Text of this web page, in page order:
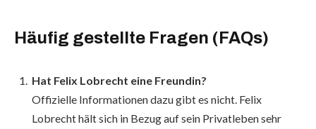
Häufig gestellte Fragen (FAQs)
Hat Felix Lobrecht eine Freundin?
Offizielle Informationen dazu gibt es nicht. Felix
Lobrecht hält sich in Bezug auf sein Privatleben sehr